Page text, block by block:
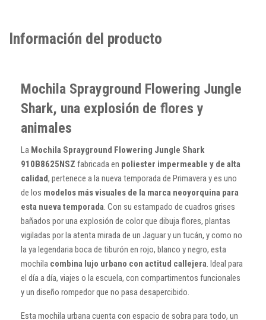
Información del producto
Mochila Sprayground Flowering Jungle
Shark, una explosión de flores y
animales
La Mochila Sprayground Flowering Jungle Shark
910B8625NSZ fabricada en poliester impermeable y de alta
calidad, pertenece a la nueva temporada de Primavera y es uno
de los modelos más visuales de la marca neoyorquina para
esta nueva temporada. Con su estampado de cuadros grises
bañados por una explosión de color que dibuja flores, plantas
vigiladas por la atenta mirada de un Jaguar y un tucán, y como no
la ya legendaria boca de tiburón en rojo, blanco y negro, esta
mochila combina lujo urbano con actitud callejera. Ideal para
el día a día, viajes o la escuela, con compartimentos funcionales
y un diseño rompedor que no pasa desapercibido.
Esta mochila urbana cuenta con espacio de sobra para todo, un